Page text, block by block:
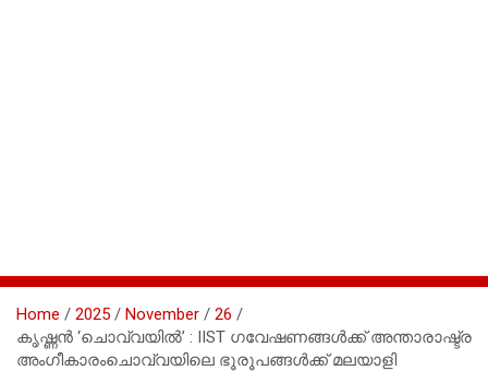
Home 2025 November
26
കൃഷ്ണൻ ‘ചൊവ്വയിൽ’ : IIST ഗവേഷണങ്ങൾക്ക് അന്താരാഷ്ട്ര
അംഗീകാരംചൊവ്വയിലെ ഭൂരൂപങ്ങൾക്ക് മലയാളി